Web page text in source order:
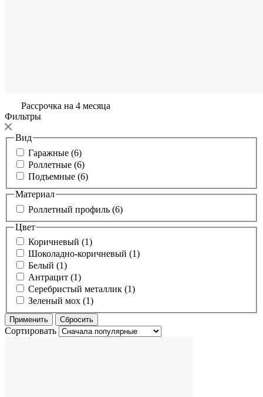
Рассрочка на 4 месяца
Фильтры
Вид
Гаражные (6)
Роллетные (6)
Подъемные (6)
Материал
Роллетный профиль (6)
Цвет
Коричневый (1)
Шоколадно-коричневый (1)
Белый (1)
Антрацит (1)
Серебристый металлик (1)
Зеленый мох (1)
Сортировать